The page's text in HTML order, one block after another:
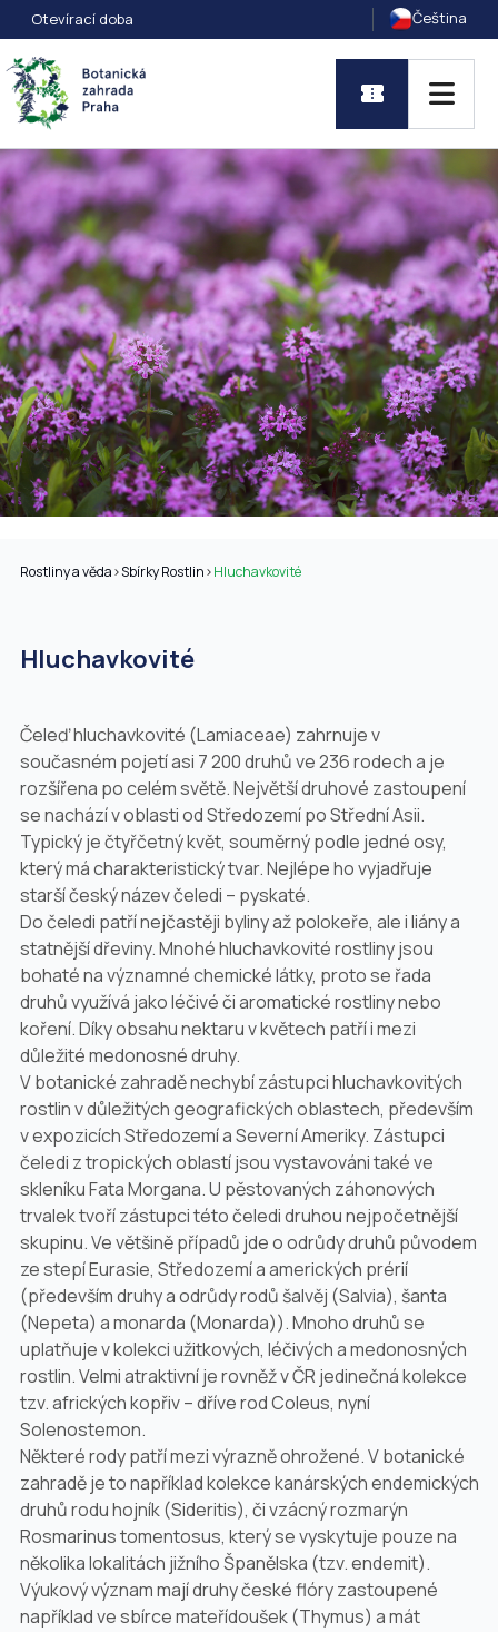
Otevírací doba Čeština
Rostliny a věda>Sbírky Rostlin>Hluchavkovité
Hluchavkovité
Čeleď hluchavkovité (Lamiaceae) zahrnuje v
současném pojetí asi 7 200 druhů ve 236 rodech a je
rozšířena po celém světě. Největší druhové zastoupení
se nachází v oblasti od Středozemí po Střední Asii.
Typický je čtyřčetný květ, souměrný podle jedné osy,
který má charakteristický tvar. Nejlépe ho vyjadřuje
starší český název čeledi – pyskaté.
Do čeledi patří nejčastěji byliny až polokeře, ale i liány a
statnější dřeviny. Mnohé hluchavkovité rostliny jsou
bohaté na významné chemické látky, proto se řada
druhů využívá jako léčivé či aromatické rostliny nebo
koření. Díky obsahu nektaru v květech patří i mezi
důležité medonosné druhy.
V botanické zahradě nechybí zástupci hluchavkovitých
rostlin v důležitých geografických oblastech, především
v expozicích Středozemí a Severní Ameriky. Zástupci
čeledi z tropických oblastí jsou vystavováni také ve
skleníku Fata Morgana. U pěstovaných záhonových
trvalek tvoří zástupci této čeledi druhou nejpočetnější
skupinu. Ve většině případů jde o odrůdy druhů původem
ze stepí Eurasie, Středozemí a amerických prérií
(především druhy a odrůdy rodů šalvěj (Salvia), šanta
(Nepeta) a monarda (Monarda)). Mnoho druhů se
uplatňuje v kolekci užitkových, léčivých a medonosných
rostlin. Velmi atraktivní je rovněž v ČR jedinečná kolekce
tzv. afrických kopřiv – dříve rodColeus, nyní
Solenostemon.
Některé rody patří mezi výrazně ohrožené. V botanické
zahradě je to například kolekce kanárských endemických
druhů rodu hojník (Sideritis), či vzácný rozmarýn
Rosmarinus tomentosus, který se vyskytuje pouze na
několika lokalitách jižního Španělska (tzv. endemit).
Výukový význam mají druhy české flóry zastoupené
například ve sbírce mateřídoušek (Thymus) a mát